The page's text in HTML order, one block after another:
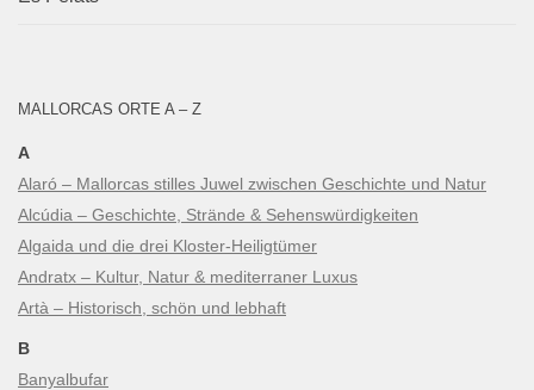
MALLORCAS ORTE A – Z
A
Alaró – Mallorcas stilles Juwel zwischen Geschichte und Natur
Alcúdia – Geschichte, Strände & Sehenswürdigkeiten
Algaida und die drei Kloster-Heiligtümer
Andratx – Kultur, Natur & mediterraner Luxus
Artà – Historisch, schön und lebhaft
B
Banyalbufar